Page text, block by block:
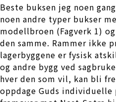
Beste buksen jeg noen
noen andre typer bukser
modellbroen (Fagverk 1)
den samme. Rammer ikke
lagerbyggene er fysisk
og andre bygg ved
hver den som vil, kan bli
oppdage Guds